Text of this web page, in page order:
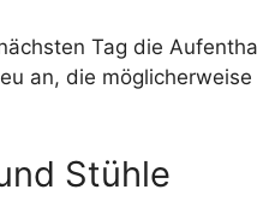
Tag die
an, die
Stühle